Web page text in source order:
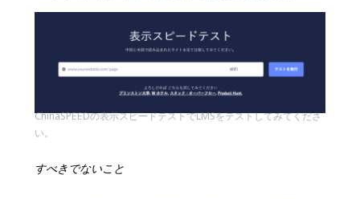
ChinaSPEEDの表示スピードテストでLMSをテストしてみてくださ
い。
すべきでないこと